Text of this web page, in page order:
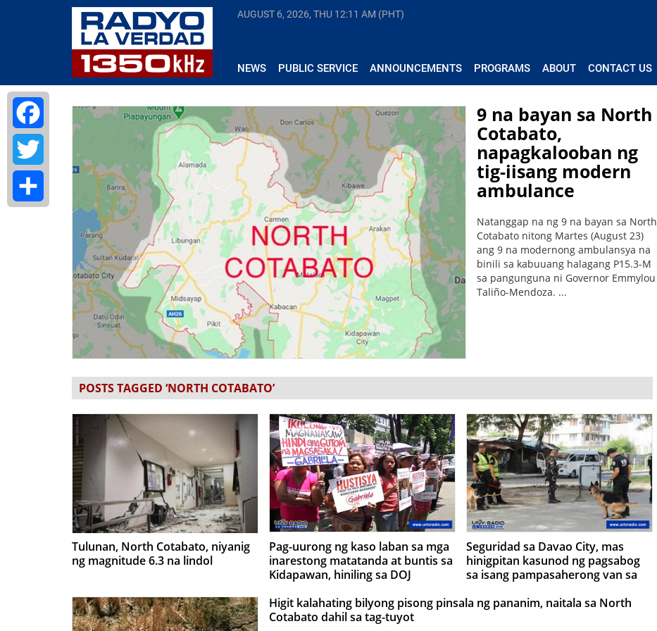
AUGUST 6, 2026, THU 12:11 AM (PHT)
NEWS PUBLIC SERVICE ANNOUNCEMENTS PROGRAMS ABOUT CONTACT US
9 na bayan sa North
Cotabato,
napagkalooban ng
tig-iisang modern
ambulance
Natanggap na ng 9 na bayan sa North
Cotabato nitong Martes (August 23)
ang 9 na modernong ambulansya na
binili sa kabuuang halagang P15.3-M
sa pangunguna ni Governor Emmylou
Taliño-Mendoza. ...
POSTS TAGGED ‘NORTH COTABATO’
Tulunan, North Cotabato, niyanig
ng magnitude 6.3 na lindol
Pag-uurong ng kaso laban sa mga
inarestong matatanda at buntis sa
Kidapawan, hiniling sa DOJ
Seguridad sa Davao City, mas
hinigpitan kasunod ng pagsabog
sa isang pampasaherong van sa
Higit kalahating bilyong pisong pinsala ng pananim, naitala sa North
Cotabato dahil sa tag-tuyot
Facebook
Twitter